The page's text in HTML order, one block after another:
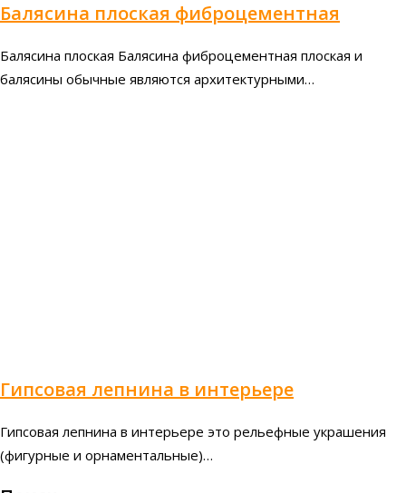
Балясина плоская фиброцементная
Балясина плоская Балясина фиброцементная плоская и
балясины обычные являются архитектурными…
Гипсовая лепнина в интерьере
Гипсовая лепнина в интерьере это рельефные украшения
(фигурные и орнаментальные)…